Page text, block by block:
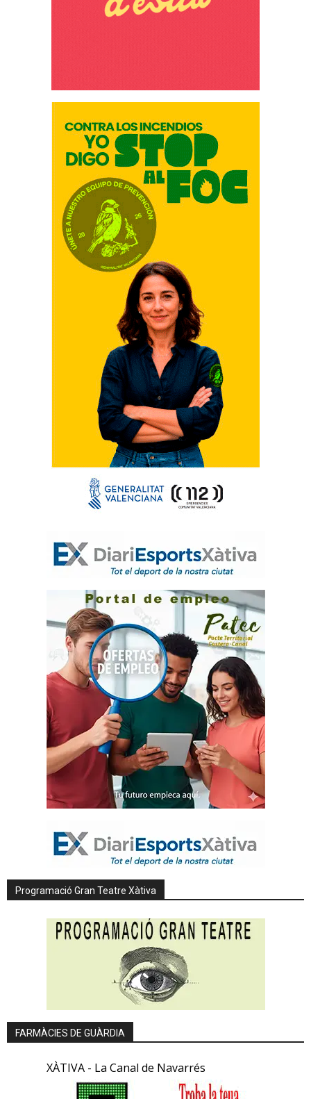
Programació Gran Teatre Xàtiva
FARMÀCIES DE GUÀRDIA
XÀTIVA - La Canal de Navarrés